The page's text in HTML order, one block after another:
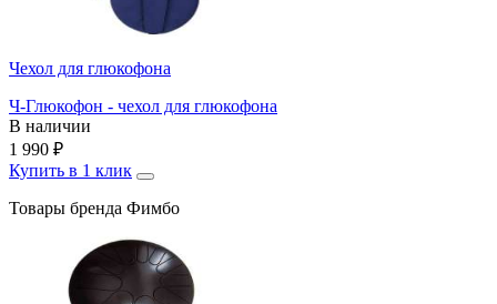
Чехол для глюкофона
Ч-Глюкофон - чехол для глюкофона
В наличии
1 990 ₽
Купить в 1 клик
Товары бренда Фимбо